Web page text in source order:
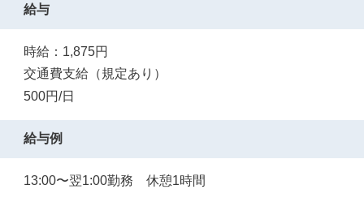
給与
時給：1,875円
交通費支給（規定あり）
500円/日
給与例
13:00〜翌1:00勤務 休憩1時間